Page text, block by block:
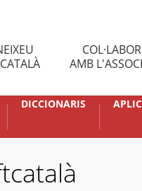
AMB
DICCIONARIS